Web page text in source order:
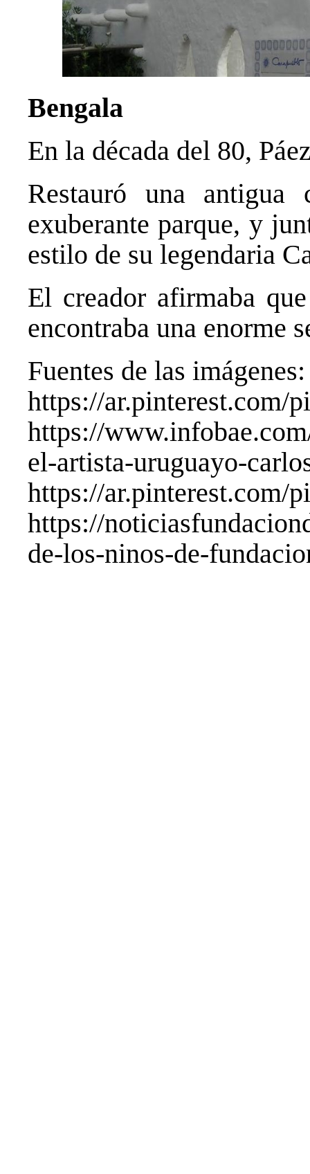
Bengala
En la década del 80,
Restauró una antigua
exuberante parque, y
estilo de su legendaria
El creador afirmaba
encontraba una enorme
Fuentes de las imágenes:
https://ar.pinterest.com/
https://
el-artista-uruguayo-
https://ar.pinterest.com/
https://
de-los-ninos-de-